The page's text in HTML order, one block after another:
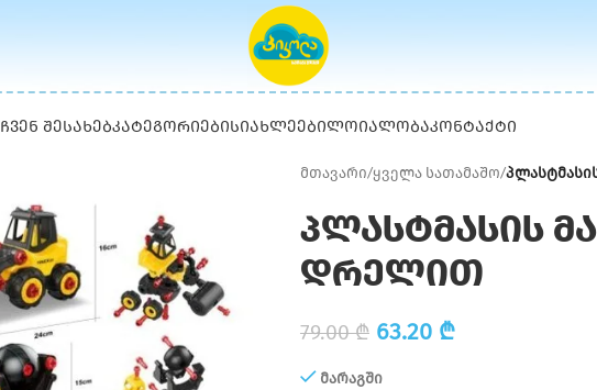
ᲩᲕᲔᲜ ᲨᲔᲡᲐᲮᲔᲑᲙᲐᲢᲔᲒᲝᲠᲘᲔᲑᲘᲡᲘᲐᲮᲚᲔᲔᲑᲘᲚᲝᲘᲐᲚᲝᲑᲐᲙᲝᲜᲢᲐᲥᲢᲘ
მთავარი/ყველა სათამაშო/
პლასტმასის
დრელით
79.00₾ 63.20 ₾
მარაგში